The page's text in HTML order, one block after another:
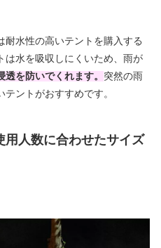
耐水性の高いテントを購入する
は水を吸収しにくいため、雨が
を防いでくれます。 突然の雨
ントがおすすめです。
用人数に合わせたサイズ